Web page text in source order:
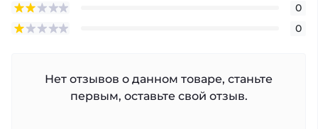
0
0
Нет отзывов о данном товаре, станьте
первым, оставьте свой отзыв.